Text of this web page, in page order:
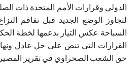
الدولي وقرارات الأمم المتحدة ذات
لتجاوز الوضع الجديد قبل تفاقم
السباحة عكس التيار بدعمها لخطة
القرارات التي تنص على حل عادل
حق الشعب الصحراوي في تقرير